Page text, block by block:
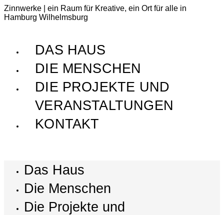
Zinnwerke | ein Raum für Kreative, ein Ort für alle in
Hamburg Wilhelmsburg
DAS HAUS
DIE MENSCHEN
DIE PROJEKTE UND
VERANSTALTUNGEN
KONTAKT
Das Haus
Die Menschen
Die Projekte und